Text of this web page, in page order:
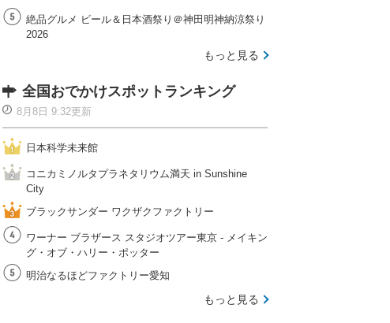
絶品グルメ ビール＆日本酒祭り＠神田明神納涼祭り
2026
もっと見る
全国おでかけスポットランキング
8月8日 9:32更新
日本科学未来館
コニカミノルタプラネタリウム満天 in Sunshine
City
ブラックサンダー ワクザクファクトリー
ワーナー ブラザース スタジオツアー東京 ‐ メイキン
グ・オブ・ハリー・ポッター
明治なるほどファクトリー愛知
もっと見る